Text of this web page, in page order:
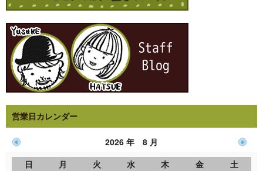
営業日カレンダー
2026 年 8 月
日
月 火 水 木 金
土